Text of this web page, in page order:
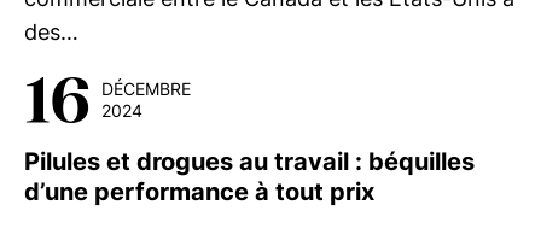
des…
16
DÉCEMBRE
2024
Pilules et drogues au travail : béquilles
d’une performance à tout prix